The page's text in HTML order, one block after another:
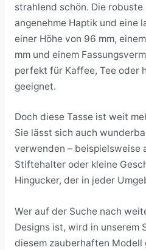
strahlend schön. Die
angenehme Haptik und eine
einer Höhe von 96 mm,
mm und einem
perfekt für Kaffee, Tee oder
geeignet.
Doch diese Tasse ist weit
Sie lässt sich auch
verwenden – beispielsweise
Stiftehalter oder kleine
Hingucker, der in jeder
Wer auf der Suche nach
Designs ist, wird in unserem
diesem zauberhaften